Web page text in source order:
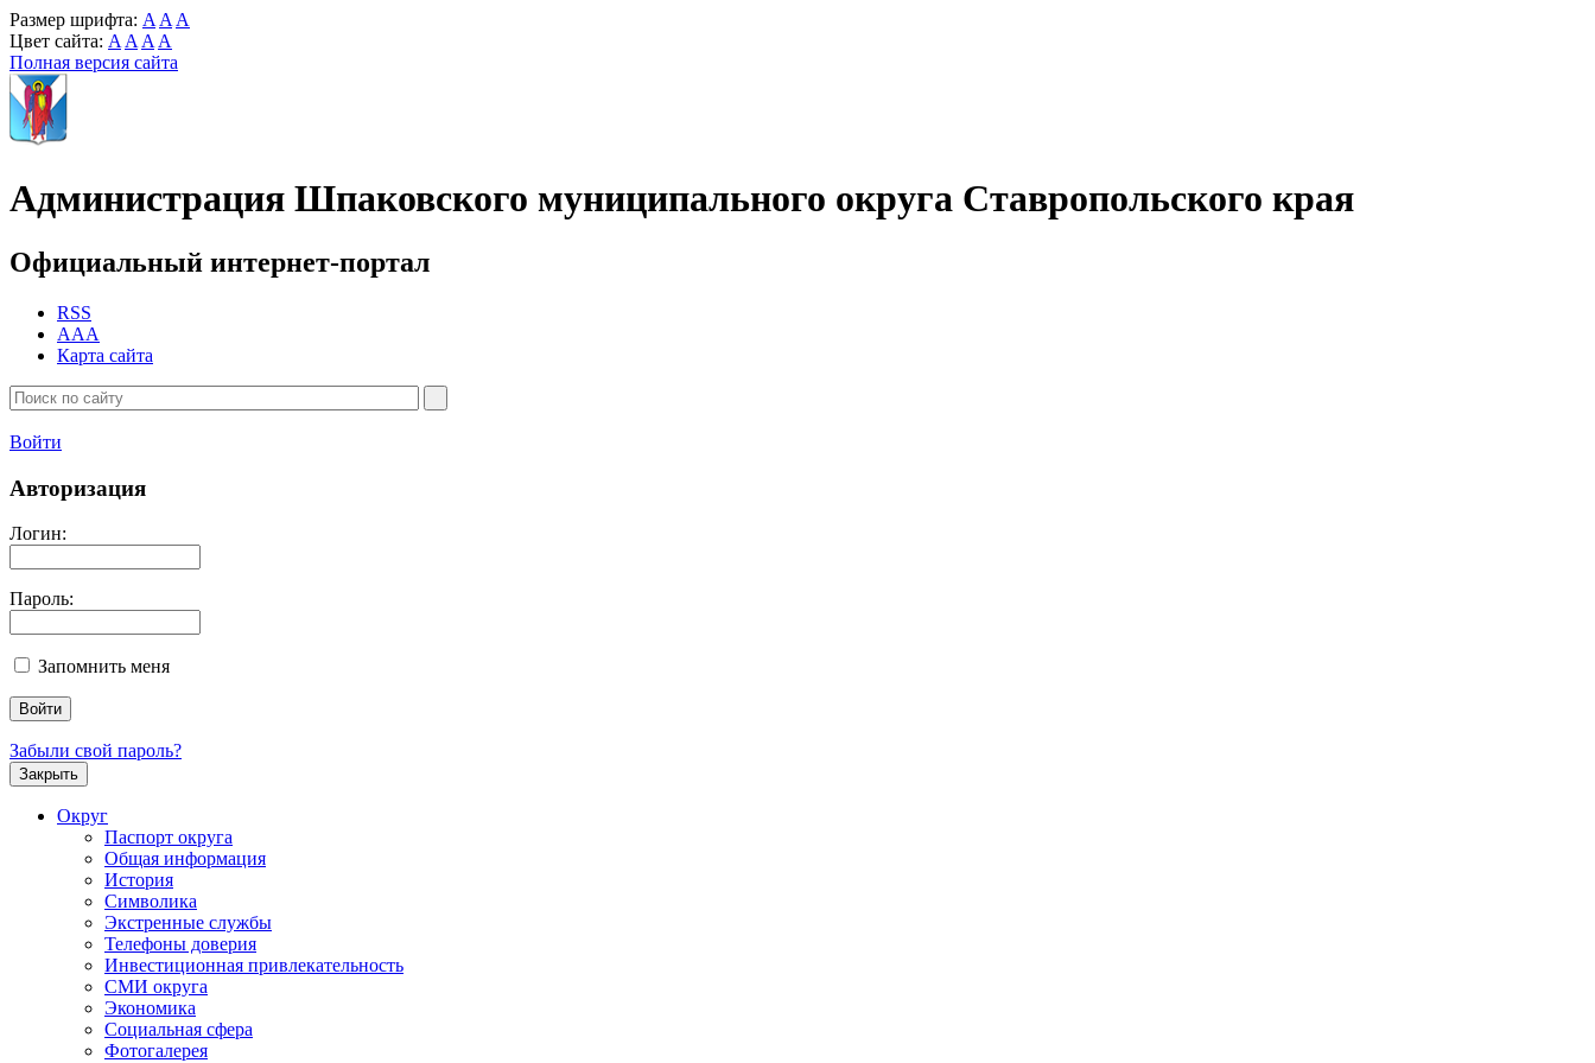
Размер шрифта: A A A
Цвет сайта: A A A A
Полная версия сайта
Администрация Шпаковского муниципального округа Ставропольского края
Официальный интернет-портал
RSS
AAA
Карта сайта
Войти
Авторизация
Логин:
Пароль:
Запомнить меня
Забыли свой пароль?
Закрыть
Округ
Паспорт округа
Общая информация
История
Символика
Экстренные службы
Телефоны доверия
Инвестиционная привлекательность
СМИ округа
Экономика
Социальная сфера
Фотогалерея